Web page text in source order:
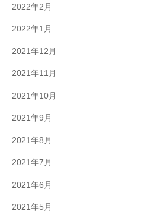
2022年2月
2022年1月
2021年12月
2021年11月
2021年10月
2021年9月
2021年8月
2021年7月
2021年6月
2021年5月